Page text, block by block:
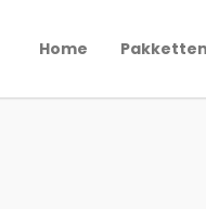
Home Pakketten